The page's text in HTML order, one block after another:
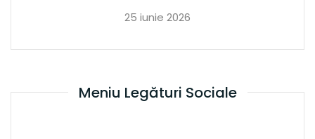
25 iunie 2026
Meniu Legături Sociale